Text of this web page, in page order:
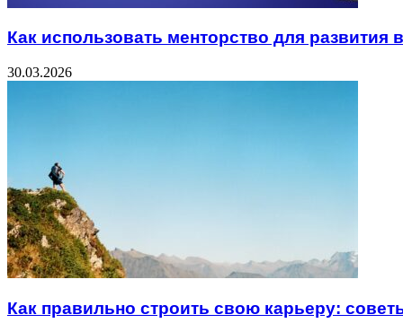
Как использовать менторство для развития
30.03.2026
Как правильно строить свою карьеру: